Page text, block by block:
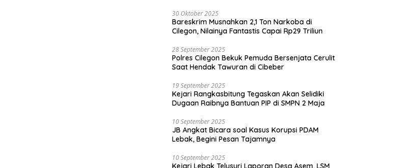
30 Oktober 2025
Bareskrim Musnahkan 2,1 Ton Narkoba di
Cilegon, Nilainya Fantastis Capai Rp29 Triliun
28 September 2025
Polres Cilegon Bekuk Pemuda Bersenjata Cerulit
Saat Hendak Tawuran di Cibeber
19 September 2025
Kejari Rangkasbitung Tegaskan Akan Selidiki
Dugaan Raibnya Bantuan PIP di SMPN 2 Maja
10 September 2025
JB Angkat Bicara soal Kasus Korupsi PDAM
Lebak, Begini Pesan Tajamnya
10 September 2025
Kejari Lebak Telusuri Laporan Desa Asem, LSM